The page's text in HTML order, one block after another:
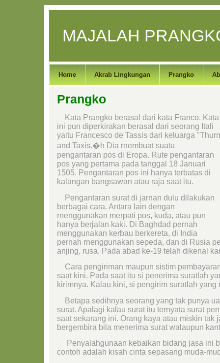
MAJALAH
Home Akrab Lingkungan Prangko
Prangko
Kata Prangko berasal dari kata Franco. Kata
ini pun diperkirakan berasal dari seorang Itali
yaitu Francesco de Tassis dari keluarga "Thurn
and Taxis.�h Dia rnembuat suatu
pengantaran pos di Eropa. Rute pengantaran
pos yang pertama pada tanggal 18 Januari
1505. Pengantaran pos ini hanya terbatas di
kalangan bangsawan atau raja saat itu.
Pengantaran surat di jarnan dulu dilakukan
berbagai cara. Antara lain dengan
rnenggunakan merpati pos, kuda, atau pun
hanya berjalan kaki. Di Baghdad pernah
menggunakan kerbau berkereta, di India
pernah rnenggunakan sepeda, dan di Rusia
anjing, rusa. Pada abad ke-19 telah dikenal
Cara pengiriman maupun sistim
saat kini. Pada saat itu si penerima suratlah
kirimnya. Kalau kini, si pengirim suratlah yang
Betapa sedihnya seorang yang tak punya
surat. Apalagi kalau surat itu ternyata surat
saat sekarang ini. Orang kaya atau miskin tak
bergembira bila menerima surat walaupun
Penyalahgunaan kebaikan bidang jasa ini
contoh adalah kisah cinta sepasang muda-